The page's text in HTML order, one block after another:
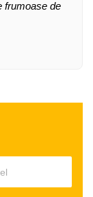
frumoase de